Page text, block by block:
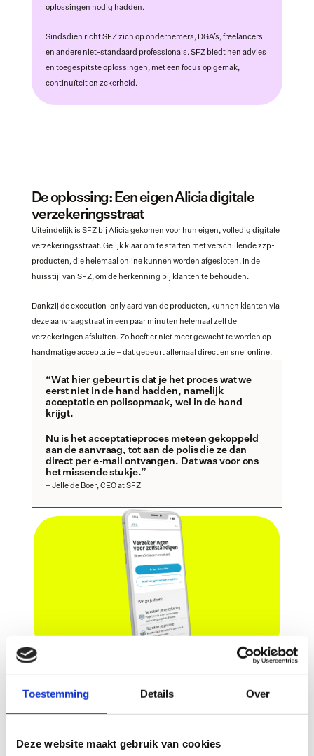
Toestemming Details Over
Deze website maakt gebruik van cookies
oplossingen nodig hadden.
Sindsdien richt SFZ zich op ondernemers, DGA’s, freelancers
en andere niet-standaard professionals. SFZ biedt hen advies
en toegespitste oplossingen, met een focus op gemak,
continuïteit en zekerheid.
De oplossing: Een eigen Alicia digitale
verzekeringsstraat
Uiteindelijk is SFZ bij Alicia gekomen voor hun eigen, volledig digitale
verzekeringsstraat. Gelijk klaar om te starten met verschillende zzp-
producten, die helemaal online kunnen worden afgesloten. In de
huisstijl van SFZ, om de herkenning bij klanten te behouden.
Dankzij de execution-only aard van de producten, kunnen klanten via
deze aanvraagstraat in een paar minuten helemaal zelf de
verzekeringen afsluiten. Zo hoeft er niet meer gewacht te worden op
handmatige acceptatie – dat gebeurt allemaal direct en snel online.
“Wat hier gebeurt is dat je het proces wat we
eerst niet in de hand hadden, namelijk
acceptatie en polisopmaak, wel in de hand
krijgt.
Nu is het acceptatieproces meteen gekoppeld
aan de aanvraag, tot aan de polis die ze dan
direct per e-mail ontvangen. Dat was voor ons
het missende stukje.”
– Jelle de Boer, CEO at SFZ
De implementatie: Hoe SFZ de